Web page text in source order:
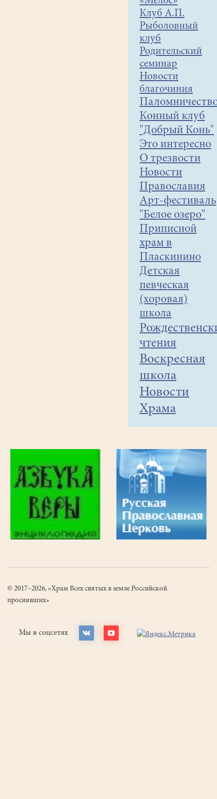
Клуб А.П.
Рыболовный
клуб
Родительский
семинар
Новости
благочиния
Конный клуб
"Добрый Конь"
Это интересно
О трезвости
Новости
Православия
Арт-фестиваль
"Белое озеро"
Приписной
храм в
Пласкинино
Детская
певческая
(хоровая)
школа
чтения
Воскресная
школа
Новости
Храма
© 2017–2026, «Храм Всех святых в земле Российской
просиявших»
Мы в соцсетях